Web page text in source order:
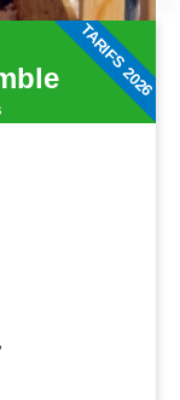
TARIFS 2026